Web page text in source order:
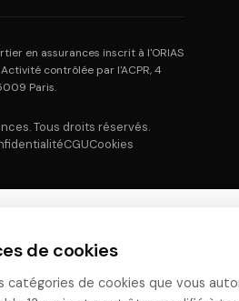
en assurances inscrit à l'ORIAS
Activité contrôlée par l'ACPR, 4
Paris.
Tous droits réservés.
CGUCookies
de cookies
catégories de cookies que vous